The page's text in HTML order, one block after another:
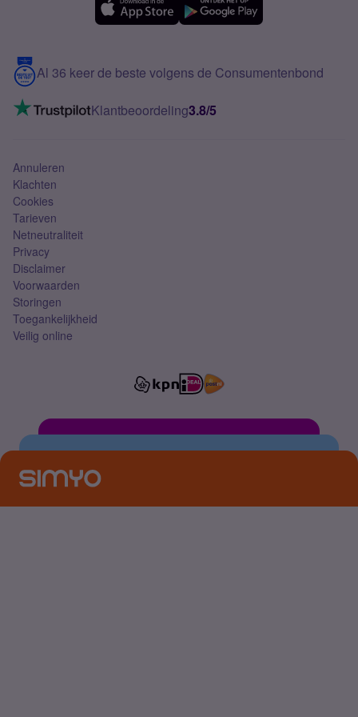
Meerdere nummers
5G internet
Mobiel internet
Mobiel abonnement
Contact
VoLTE 4G bellen
Al 36 keer de beste volgens de Consumentenbond
Klantbeoordeling3.8/5
Annuleren
Klachten
Cookies
Tarieven
Netneutraliteit
Privacy
Disclaimer
Voorwaarden
Storingen
Toegankelijkheid
Veilig online